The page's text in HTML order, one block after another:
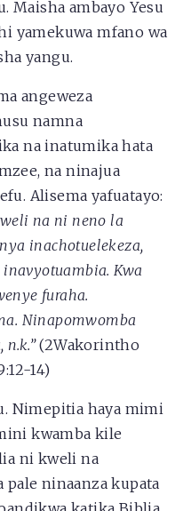
Maisha ambayo Yesu
yamekuwa mfano wa
yangu.
angeweza
namna
na inatumika hata
na ninajua
Alisema yafuatayo:
na ni neno la
inachotuelekeza,
Kwa
furaha.
Ninapomwomba
(2Wakorintho
14)
Nimepitia haya mimi
kwamba kile
ni kweli na
ninaanza kupata